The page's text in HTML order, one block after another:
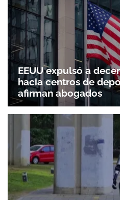
EEUU expulsó a
hacia centros de
afirman abogados